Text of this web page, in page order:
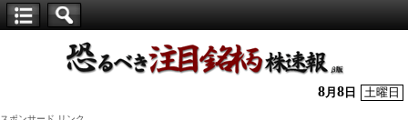
株】
8月 8 日 土曜日